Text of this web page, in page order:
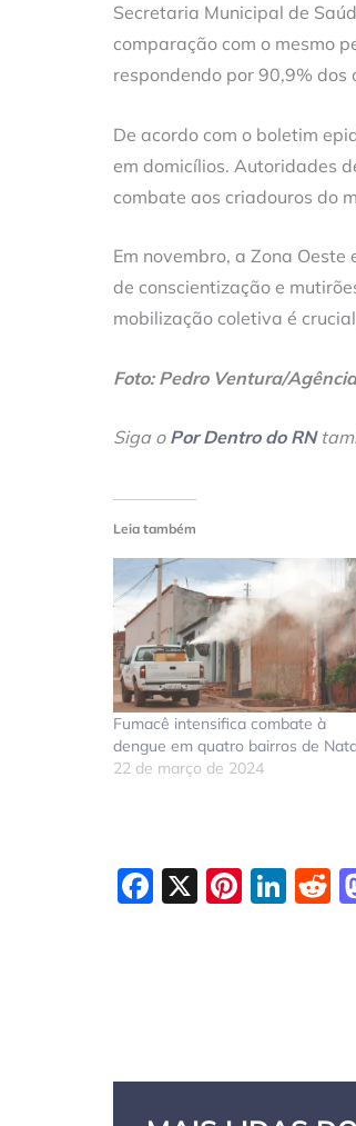
Secretaria Municipal de
comparação com o mesmo
respondendo por 90,9% dos
De acordo com o boletim
em domicílios. Autoridades
combate aos criadouros do
Em novembro, a Zona
de conscientização e
mobilização coletiva é
Foto: Pedro Ventura/
Siga o Por Dentro do RN
Leia também
Fumacê intensifica combate à
dengue em quatro bairros de
22 de março de 2024
Facebook
X